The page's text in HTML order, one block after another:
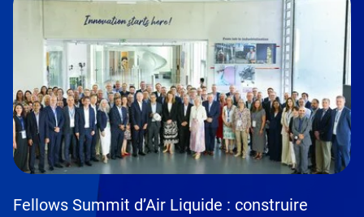
Fellows Summit d’Air Liquide : construire